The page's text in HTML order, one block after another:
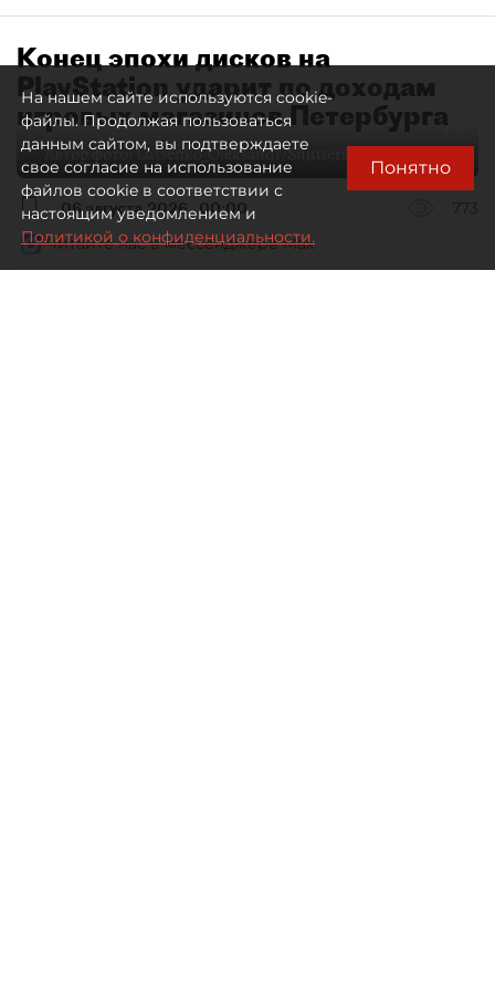
Конец эпохи дисков на
PlayStation ударит по доходам
игровых магазинов Петербурга
Автор фото:Lutsenko_Oleksandr/Shutterstock/FOTODOM
06 августа 2026 00:00
773
Читайте нас в мессенджере Max
На нашем сайте используются cookie-
файлы. Продолжая пользоваться
данным сайтом, вы подтверждаете
свое согласие на использование
файлов cookie в соответствии с
настоящим уведомлением и
Политикой о конфиденциальности.
Понятно